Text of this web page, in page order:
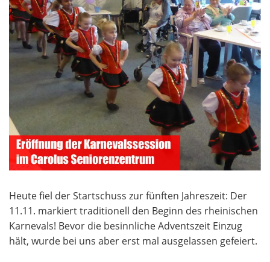
Heute fiel der Startschuss zur fünften Jahreszeit: Der
11.11. markiert traditionell den Beginn des rheinischen
Karnevals! Bevor die besinnliche Adventszeit Einzug
hält, wurde bei uns aber erst mal ausgelassen gefeiert.